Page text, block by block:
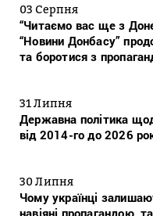
03 Серпня
“Читаємо вас ще з
“Новини Донбасу”
та боротися з
31 Липня
Державна політика
від 2014-го до 2026
30 Липня
Чому українці